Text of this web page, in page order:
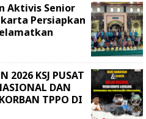
Aktivis Senior
Persiapkan
2026 KSJ PUSAT
DAN
TPPO DI